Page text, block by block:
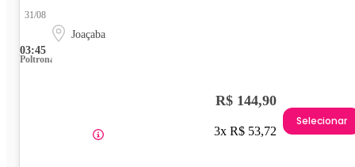
03:45
31/08
Joaçaba
Poltrona
R$ 144,90
3x R$ 53,72
Selecionar